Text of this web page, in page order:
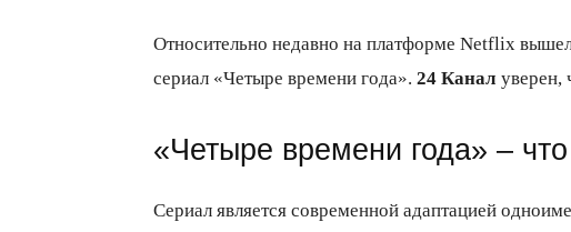
Относительно недавно на платформе Netflix
сериал «Четыре времени года». 24 Канал уверен,
«Четыре времени года» –
Сериал является современной адаптацией